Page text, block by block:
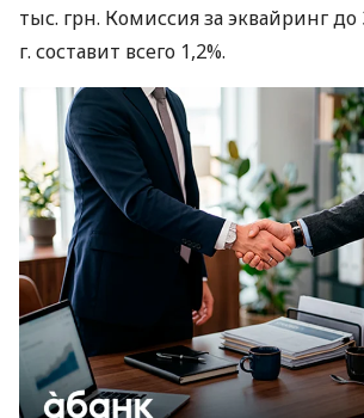
тыс. грн. Комиссия за эквайринг до
г. составит всего 1,2%.